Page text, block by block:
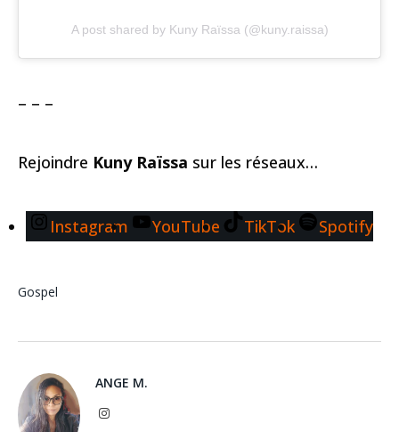
A post shared by Kuny Raïssa (@kuny.raissa)
– – –
Rejoindre Kuny Raïssa sur les réseaux…
Instagram YouTube TikTok Spotify
Gospel
ANGE M.
Instagram